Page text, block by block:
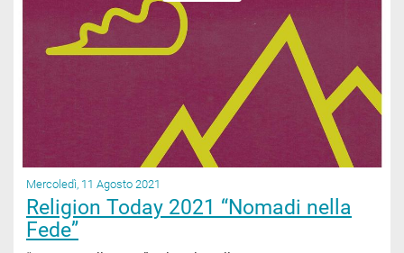
Mercoledì, 11 Agosto 2021
Religion Today 2021 “Nomadi nella
Fede”